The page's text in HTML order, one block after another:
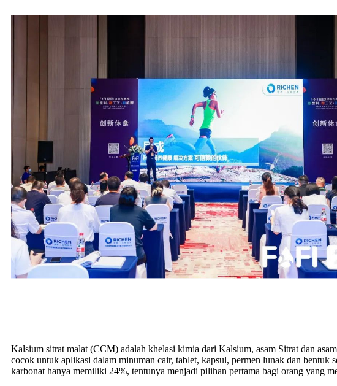
Kalsium sitrat malat (CCM) adalah khelasi kimia dari Kalsium, asam Sitrat dan
cocok untuk aplikasi dalam minuman cair, tablet, kapsul, permen lunak dan
karbonat hanya memiliki 24%, tentunya menjadi pilihan pertama bagi orang yang